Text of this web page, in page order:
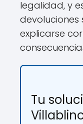
legalidad, y
devoluciones
explicarse
Tu